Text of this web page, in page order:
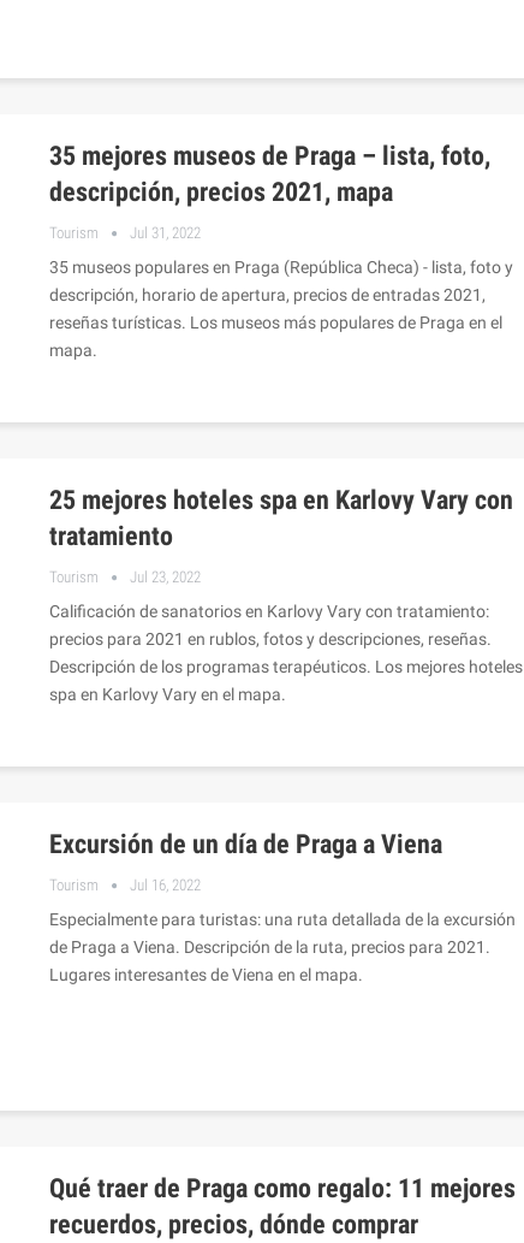
35 mejores museos de Praga – lista, foto,
descripción, precios 2021, mapa
Tourism Jul 31, 2022
35 museos populares en Praga (República Checa) - lista, foto y
descripción, horario de apertura, precios de entradas 2021,
reseñas turísticas. Los museos más populares de Praga en el
mapa.
25 mejores hoteles spa en Karlovy Vary con
tratamiento
Tourism Jul 23, 2022
Calificación de sanatorios en Karlovy Vary con tratamiento:
precios para 2021 en rublos, fotos y descripciones, reseñas.
Descripción de los programas terapéuticos. Los mejores hoteles
spa en Karlovy Vary en el mapa.
Excursión de un día de Praga a Viena
Tourism Jul 16, 2022
Especialmente para turistas: una ruta detallada de la excursión
de Praga a Viena. Descripción de la ruta, precios para 2021.
Lugares interesantes de Viena en el mapa.
Qué traer de Praga como regalo: 11 mejores
recuerdos, precios, dónde comprar